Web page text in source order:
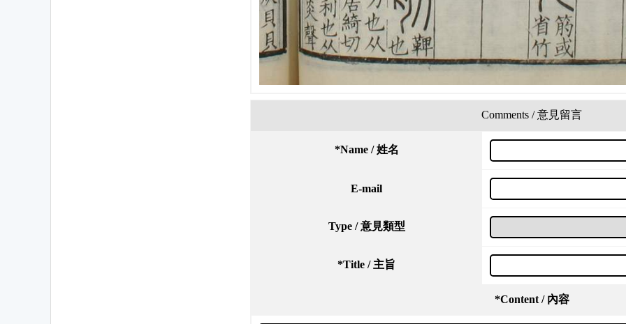
Comments / 意見留言
*Name / 姓名
E-mail
Type / 意見類型
*Title / 主旨
*Content / 內容